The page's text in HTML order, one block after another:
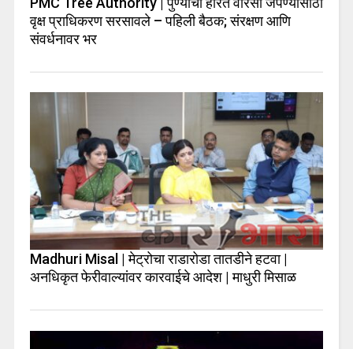
वृक्ष प्राधिकरण सरसावले – पहिली बैठक; संरक्षण आणि
संवर्धनावर भर
Madhuri Misal | मेट्रोचा राडारोडा तातडीने हटवा |
अनधिकृत फेरीवाल्यांवर कारवाईचे आदेश | माधुरी मिसाळ